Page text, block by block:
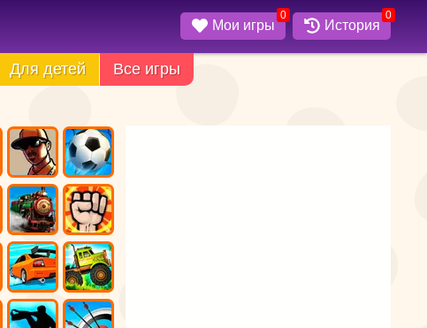
Мои игры
0
История
0
Для детей Все игры